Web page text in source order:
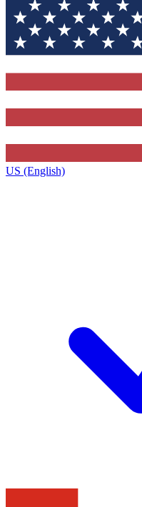
US (English)